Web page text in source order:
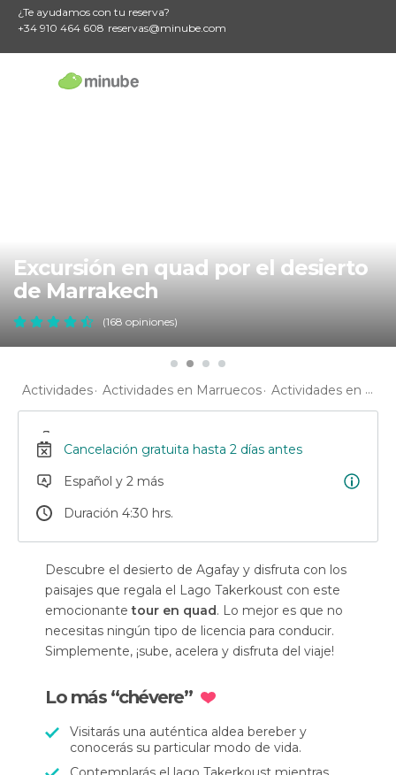
¿Te ayudamos con tu reserva?
+34 910 464 608 reservas@minube.com
Excursión en quad por el desierto
de Marrakech
(168 opiniones)
Actividades Actividades en Marruecos Actividades en Marrakech
Cancelación gratuita hasta 2 días antes
Español y 2 más
Duración 4:30 hrs.
Descubre el desierto de Agafay y disfruta con los
paisajes que regala el Lago Takerkoust con este
emocionantetour en quad. Lo mejor es que no
necesitas ningún tipo de licencia para conducir.
Simplemente, ¡sube, acelera y disfruta del viaje!
Lo más “chévere”
Visitarás una auténtica aldea bereber y
conocerás su particular modo de vida.